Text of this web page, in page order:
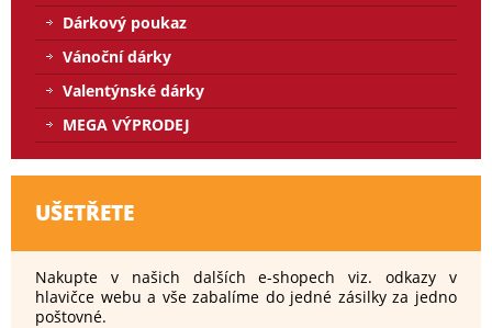
Dárkový poukaz
Vánoční dárky
Valentýnské dárky
MEGA VÝPRODEJ
UŠETŘETE
Nakupte v našich dalších e-shopech viz. odkazy v
hlavičce webu a vše zabalíme do jedné zásilky za jedno
poštovné.